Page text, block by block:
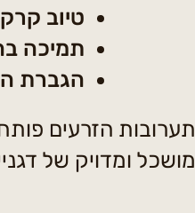
תערובות הזרעים
מושכל ומדויק של
טיוב
תמיכה
הגברת